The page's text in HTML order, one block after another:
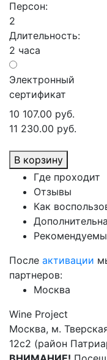
Персон:
2
Длительность:
2 часа
Электронный
сертификат
10 107.00 руб.
11 230.00 руб.
В корзину
Где проходит
Отзывы
Как
После активации
партнеров:
Москва
Wine Project
Москва, м.
12с2 (район